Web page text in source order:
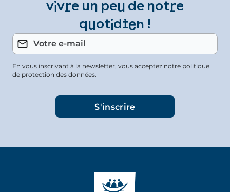
vivre un peu de notre
quotidien !
En vous inscrivant à la newsletter, vous acceptez notre politique
de protection des données.